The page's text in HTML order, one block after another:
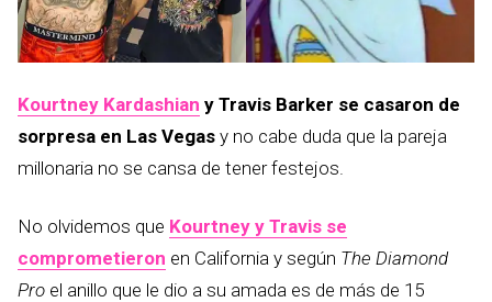
Kourtney Kardashian y Travis Barker se casaron de
sorpresa en Las Vegas y no cabe duda que la pareja
millonaria no se cansa de tener festejos.
No olvidemos que Kourtney y Travis se
comprometieron en California y según The Diamond
Pro el anillo que le dio a su amada es de más de 15